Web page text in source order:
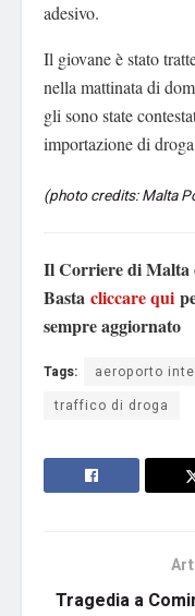
adesivo.
Il giovane è stato
nella mattinata di
gli sono state
importazione di
(photo credits: Malta
Il Corriere di Malta
Basta cliccare qui
sempre aggiornato
Tags: aeroporto
traffico di droga
Tragedia a